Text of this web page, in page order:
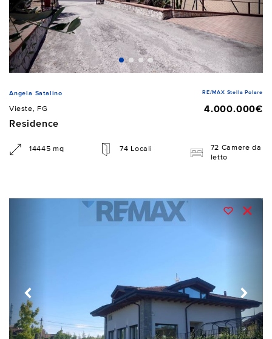
Angela Satalino RE/MAX Stella Polare
Vieste, FG
4.000.000€
Residence
14445 mq 74 Locali
72 Camere da
letto